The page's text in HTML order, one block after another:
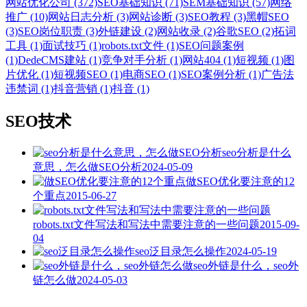
网站优化公司 (372)SEO基础知识 (71)SEM基础知识 (57)网络
推广 (10)网站日志分析 (3)网站诊断 (3)SEO教程 (3)黑帽SEO
(3)SEO岗位职责 (3)外链建设 (2)网站收录 (2)谷歌SEO (2)拓词
工具 (1)面试技巧 (1)robots.txt文件 (1)SEO问题案例
(1)DedeCMS建站 (1)竞争对手分析 (1)网站404 (1)短视频 (1)图
片优化 (1)短视频SEO (1)电商SEO (1)SEO案例分析 (1)广告法
违禁词 (1)抖音营销 (1)抖音 (1)
SEO技术
seo分析是什么
意思，怎么做SEO分析2024-05-09
做SEO优化要注意的12
个重点2015-06-27
robots.txt文件写法和写法中需要注意的一些问题2015-09-
04
seo泛目录怎么操作2024-05-19
seo外链是什么，seo外
链怎么做2024-05-03